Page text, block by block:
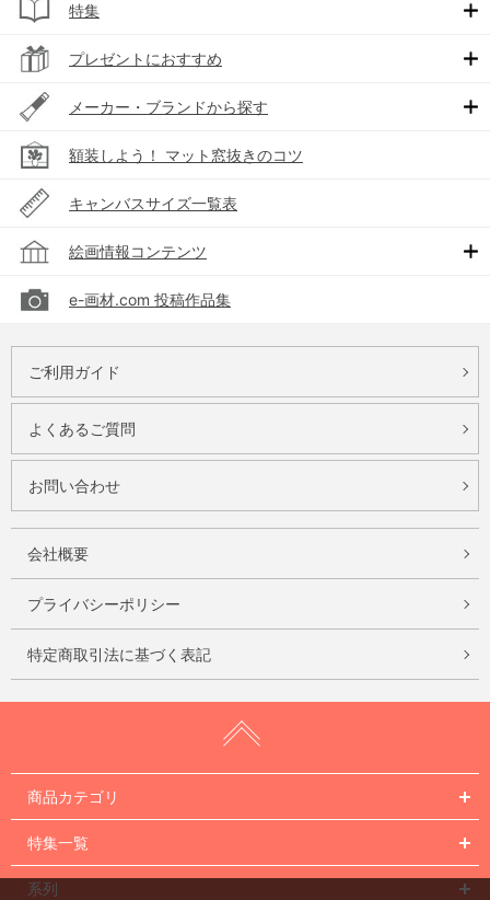
特集
プレゼントにおすすめ
メーカー・ブランドから探す
額装しよう！ マット窓抜きのコツ
キャンバスサイズ一覧表
絵画情報コンテンツ
e-画材.com 投稿作品集
ご利用ガイド
よくあるご質問
お問い合わせ
会社概要
プライバシーポリシー
特定商取引法に基づく表記
商品カテゴリ
特集一覧
系列